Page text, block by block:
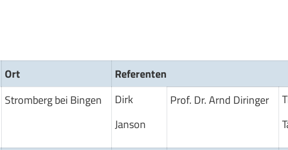
Ort
Referenten
Stromberg bei Bingen
Dirk
Janson
Prof. Dr. Arnd Diringer